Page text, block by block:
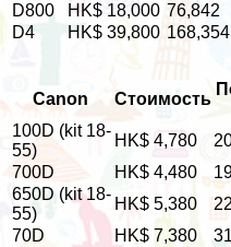
D800
HK$ 18,000 76,842
D4
HK$ 39,800 168,354
Canon Стоимость
100D (kit 18-
55)
HK$ 4,780
700D
HK$ 4,480
650D (kit 18-
55)
HK$ 5,380
70D
HK$ 7,380